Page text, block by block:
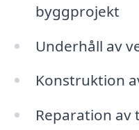
byggprojekt
Underhåll av
Konstruktion
Reparation